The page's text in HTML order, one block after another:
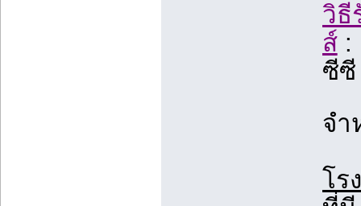
วิธี
ส์:
ซีซี
จำ
โร